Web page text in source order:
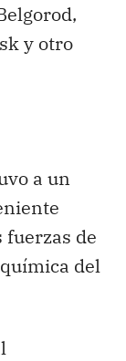
y otro
a un
de
del